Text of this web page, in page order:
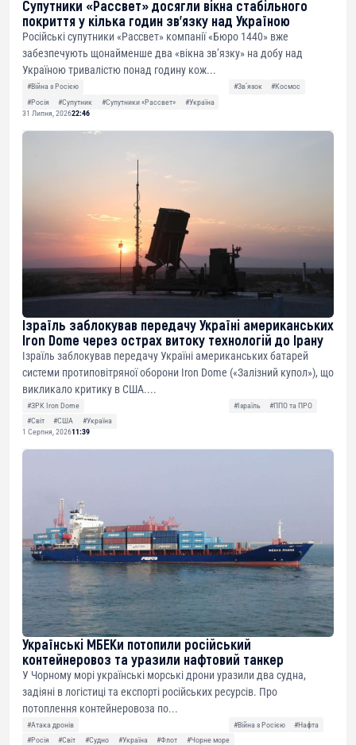
Супутники «Рассвет» досягли вікна стабільного
покриття у кілька годин зв’язку над Україною
Російські супутники «Рассвет» компанії «Бюро 1440» вже
забезпечують щонайменше два «вікна зв’язку» на добу над
Україною тривалістю понад годину кож...
#Війна з Росією #Звʼязок
#Космос
#Росія
#Супутник #Супутники «Рассвет»
#Україна
31 Липня, 202622:46
Ізраїль заблокував передачу Україні американських
Iron Dome через острах витоку технологій до Ірану
Ізраїль заблокував передачу Україні американських батарей
системи протиповітряної оборони Iron Dome («Залізний купол»), що
викликало критику в США....
#ЗРК Iron Dome #Ізраїль
#ППО та ПРО
#Світ
#США
#Україна
1 Серпня, 202611:39
Українські МБЕКи потопили російський
контейнеровоз та уразили нафтовий танкер
У Чорному морі українські морські дрони уразили два судна,
задіяні в логістиці та експорті російських ресурсів. Про
потоплення контейнеровоза по...
#Атака дронів #Війна з Росією
#Нафта
#Росія
#Світ #Судно #Україна #Флот
#Чорне море